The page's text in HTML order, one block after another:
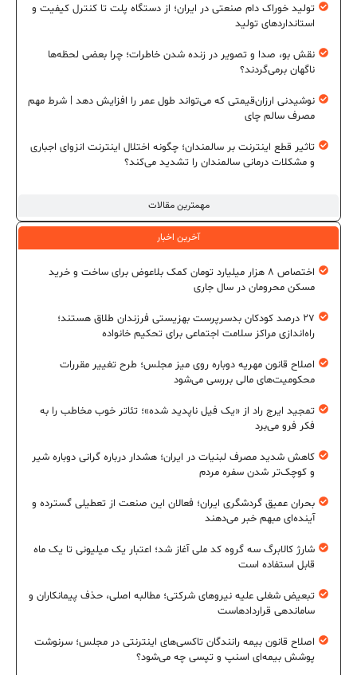
مهمترین مقالات
تولید خوراک دام صنعتی در ایران؛ از دستگاه پلت تا کنترل کیفیت و
استانداردهای تولید
نقش بو، صدا و تصویر در زنده شدن خاطرات؛ چرا بعضی لحظه‌ها
ناگهان برمی‌گردند؟
نوشیدنی ارزان‌قیمتی که می‌تواند طول عمر را افزایش دهد | شرط مهم
مصرف سالم چای
تاثیر قطع اینترنت بر سالمندان؛ چگونه اختلال اینترنت انزوای اجباری
و مشکلات درمانی سالمندان را تشدید می‌کند؟
آخرین اخبار
اختصاص ۸ هزار میلیارد تومان کمک بلاعوض برای ساخت و خرید
مسکن محرومان در سال جاری
۲۷ درصد کودکان بدسرپرست بهزیستی فرزندان طلاق هستند؛
راه‌اندازی مراکز سلامت اجتماعی برای تحکیم خانواده
اصلاح قانون مهریه دوباره روی میز مجلس؛ طرح تغییر مقررات
محکومیت‌های مالی بررسی می‌شود
تمجید ایرج راد از «یک فیل ناپدید شده»؛ تئاتر خوب مخاطب را به
فکر فرو می‌برد
کاهش شدید مصرف لبنیات در ایران؛ هشدار درباره گرانی دوباره شیر
و کوچک‌تر شدن سفره مردم
بحران عمیق گردشگری ایران؛ فعالان این صنعت از تعطیلی گسترده و
آینده‌ای مبهم خبر می‌دهند
شارژ کالابرگ سه گروه کد ملی آغاز شد؛ اعتبار یک میلیونی تا یک ماه
قابل استفاده است
تبعیض شغلی علیه نیروهای شرکتی؛ مطالبه اصلی، حذف پیمانکاران و
ساماندهی قراردادهاست
اصلاح قانون بیمه رانندگان تاکسی‌های اینترنتی در مجلس؛ سرنوشت
پوشش بیمه‌ای اسنپ و تپسی چه می‌شود؟